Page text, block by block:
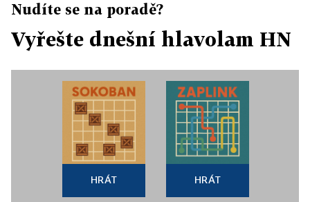
Nudíte se na poradě?
Vyřešte dnešní hlavolam HN
HRÁT HRÁT